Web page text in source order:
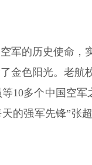
军的历史使命
金色阳光。老
10多个中国空
的强军先锋”张